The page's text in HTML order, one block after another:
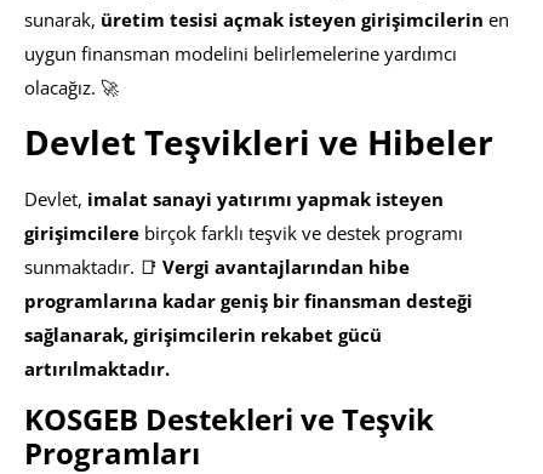
sunarak, üretim tesisi açmak isteyen girişimcilerin en
uygun finansman modelini belirlemelerine yardımcı
olacağız. 🚀
Devlet Teşvikleri ve Hibeler
Devlet, imalat sanayi yatırımı yapmak isteyen
girişimcilere birçok farklı teşvik ve destek programı
sunmaktadır. 📑 Vergi avantajlarından hibe
programlarına kadar geniş bir finansman desteği
sağlanarak, girişimcilerin rekabet gücü
artırılmaktadır.
KOSGEB Destekleri ve Teşvik
Programları